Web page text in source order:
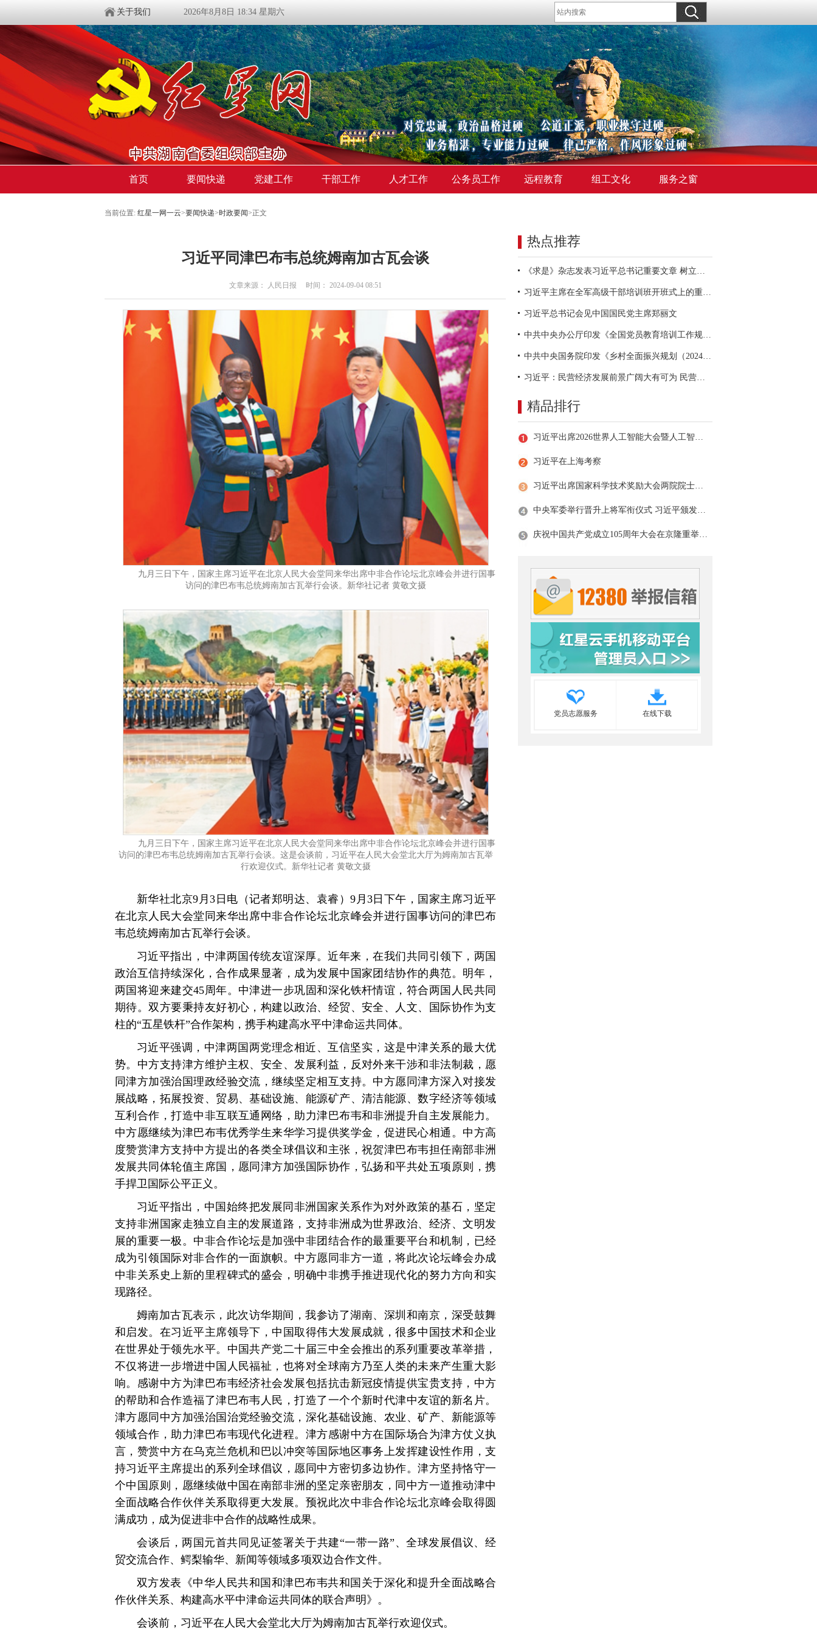
关于我们 2026年8月8日 18:34 星期六
首页 要闻快递 党建工作 干部工作 人才工作 公务员工作 远程教育 组工文化 服务之窗
当前位置: 红星一网一云>要闻快递>时政要闻>正文
习近平同津巴布韦总统姆南加古瓦会谈
文章来源： 人民日报 时间： 2024-09-04 08:51
九月三日下午，国家主席习近平在北京人民大会堂同来华出席中非合作论坛北京峰会并进行国事
访问的津巴布韦总统姆南加古瓦举行会谈。新华社记者 黄敬文摄
九月三日下午，国家主席习近平在北京人民大会堂同来华出席中非合作论坛北京峰会并进行国事
访问的津巴布韦总统姆南加古瓦举行会谈。这是会谈前，习近平在人民大会堂北大厅为姆南加古瓦举
行欢迎仪式。新华社记者 黄敬文摄
新华社北京9月3日电（记者郑明达、袁睿）9月3日下午，国家主席习近平
在北京人民大会堂同来华出席中非合作论坛北京峰会并进行国事访问的津巴布
韦总统姆南加古瓦举行会谈。
习近平指出，中津两国传统友谊深厚。近年来，在我们共同引领下，两国
政治互信持续深化，合作成果显著，成为发展中国家团结协作的典范。明年，
两国将迎来建交45周年。中津进一步巩固和深化铁杆情谊，符合两国人民共同
期待。双方要秉持友好初心，构建以政治、经贸、安全、人文、国际协作为支
柱的“五星铁杆”合作架构，携手构建高水平中津命运共同体。
习近平强调，中津两国两党理念相近、互信坚实，这是中津关系的最大优
势。中方支持津方维护主权、安全、发展利益，反对外来干涉和非法制裁，愿
同津方加强治国理政经验交流，继续坚定相互支持。中方愿同津方深入对接发
展战略，拓展投资、贸易、基础设施、能源矿产、清洁能源、数字经济等领域
互利合作，打造中非互联互通网络，助力津巴布韦和非洲提升自主发展能力。
中方愿继续为津巴布韦优秀学生来华学习提供奖学金，促进民心相通。中方高
度赞赏津方支持中方提出的各类全球倡议和主张，祝贺津巴布韦担任南部非洲
发展共同体轮值主席国，愿同津方加强国际协作，弘扬和平共处五项原则，携
手捍卫国际公平正义。
习近平指出，中国始终把发展同非洲国家关系作为对外政策的基石，坚定
支持非洲国家走独立自主的发展道路，支持非洲成为世界政治、经济、文明发
展的重要一极。中非合作论坛是加强中非团结合作的最重要平台和机制，已经
成为引领国际对非合作的一面旗帜。中方愿同非方一道，将此次论坛峰会办成
中非关系史上新的里程碑式的盛会，明确中非携手推进现代化的努力方向和实
现路径。
姆南加古瓦表示，此次访华期间，我参访了湖南、深圳和南京，深受鼓舞
和启发。在习近平主席领导下，中国取得伟大发展成就，很多中国技术和企业
在世界处于领先水平。中国共产党二十届三中全会推出的系列重要改革举措，
不仅将进一步增进中国人民福祉，也将对全球南方乃至人类的未来产生重大影
响。感谢中方为津巴布韦经济社会发展包括抗击新冠疫情提供宝贵支持，中方
的帮助和合作造福了津巴布韦人民，打造了一个个新时代津中友谊的新名片。
津方愿同中方加强治国治党经验交流，深化基础设施、农业、矿产、新能源等
领域合作，助力津巴布韦现代化进程。津方感谢中方在国际场合为津方仗义执
言，赞赏中方在乌克兰危机和巴以冲突等国际地区事务上发挥建设性作用，支
持习近平主席提出的系列全球倡议，愿同中方密切多边协作。津方坚持恪守一
个中国原则，愿继续做中国在南部非洲的坚定亲密朋友，同中方一道推动津中
全面战略合作伙伴关系取得更大发展。预祝此次中非合作论坛北京峰会取得圆
满成功，成为促进非中合作的战略性成果。
会谈后，两国元首共同见证签署关于共建“一带一路”、全球发展倡议、经
贸交流合作、鳄梨输华、新闻等领域多项双边合作文件。
双方发表《中华人民共和国和津巴布韦共和国关于深化和提升全面战略合
作伙伴关系、构建高水平中津命运共同体的联合声明》。
会谈前，习近平在人民大会堂北大厅为姆南加古瓦举行欢迎仪式。
热点推荐
《求是》杂志发表习近平总书记重要文章 树立和践行正确政绩观
习近平主席在全军高级干部培训班开班式上的重要讲话引领全军开展思想整风、深化政治整训
习近平总书记会见中国国民党主席郑丽文
中共中央办公厅印发《全国党员教育培训工作规划（2024－2028年）》
中共中央国务院印发《乡村全面振兴规划（2024—2027年）》
习近平：民营经济发展前景广阔大有可为 民营企业和民营企业家大显身手正当其时
精品排行
习近平出席2026世界人工智能大会暨人工智能全球治理高级别会议开幕式并发表主旨讲话
习近平在上海考察
习近平出席国家科学技术奖励大会两院院士大会中国科协第十一次全国代表大会并发表重要讲话
中央军委举行晋升上将军衔仪式 习近平颁发命令状并向晋衔的军官表示祝贺
庆祝中国共产党成立105周年大会在京隆重举行 习近平发表重要讲话
党员志愿服务 在线下载